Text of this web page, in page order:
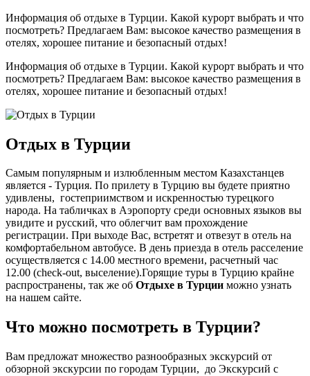
Информация об отдыхе в Турции. Какой курорт выбрать и что
посмотреть? Предлагаем Вам: высокое качество размещения в
отелях, хорошее питание и безопасный отдых!
Информация об отдыхе в Турции. Какой курорт выбрать и что
посмотреть? Предлагаем Вам: высокое качество размещения в
отелях, хорошее питание и безопасный отдых!
Отдых в Турции
Самым популярным и излюбленным местом Казахстанцев
является - Турция. По прилету в Турцию вы будете приятно
удивлены, гостеприимством и искренностью турецкого
народа. На табличках в Аэропорту среди основных языков вы
увидите и русский, что облегчит вам прохождение
регистрации. При выходе Вас, встретят и отвезут в отель на
комфортабельном автобусе. В день приезда в отель расселение
осуществляется с 14.00 местного времени, расчетный час
12.00 (check-out, выселение).Горящие туры в Турцию крайне
распространены, так же об Отдыхе в Турции можно узнать
на нашем сайте.
Что можно посмотреть в Турции?
Вам предложат множество разнообразных экскурсий от
обзорной экскурсии по городам Турции, до Экскурсий с